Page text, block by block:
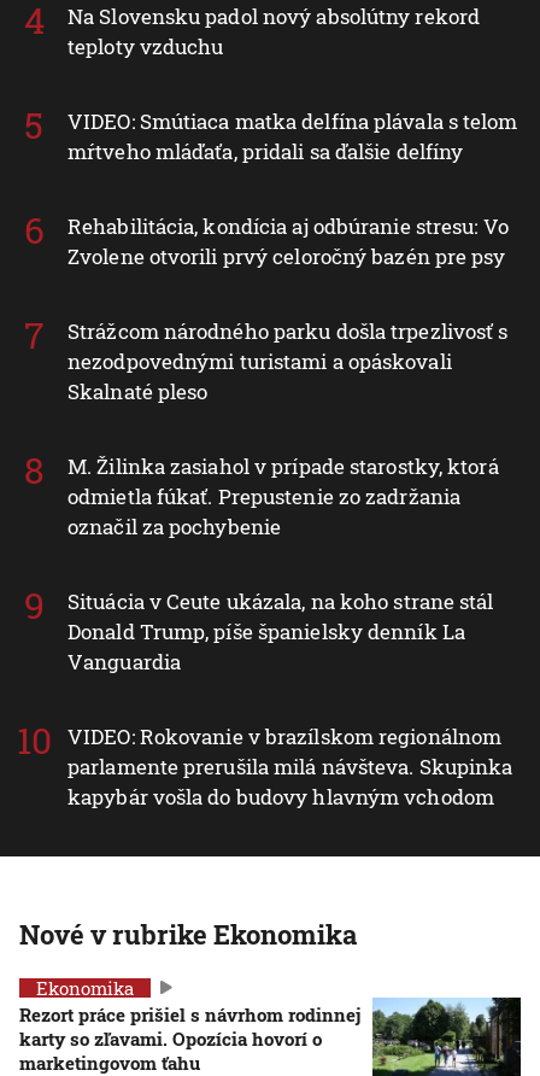
Na Slovensku padol nový absolútny rekord
teploty vzduchu
VIDEO: Smútiaca matka delfína plávala s telom
mŕtveho mláďaťa, pridali sa ďalšie delfíny
Rehabilitácia, kondícia aj odbúranie stresu: Vo
Zvolene otvorili prvý celoročný bazén pre psy
Strážcom národného parku došla trpezlivosť s
nezodpovednými turistami a opáskovali
Skalnaté pleso
M. Žilinka zasiahol v prípade starostky, ktorá
odmietla fúkať. Prepustenie zo zadržania
označil za pochybenie
Situácia v Ceute ukázala, na koho strane stál
Donald Trump, píše španielsky denník La
Vanguardia
VIDEO: Rokovanie v brazílskom regionálnom
parlamente prerušila milá návšteva. Skupinka
kapybár vošla do budovy hlavným vchodom
Nové v rubrike Ekonomika
Ekonomika
Rezort práce prišiel s návrhom rodinnej
karty so zľavami. Opozícia hovorí o
marketingovom ťahu